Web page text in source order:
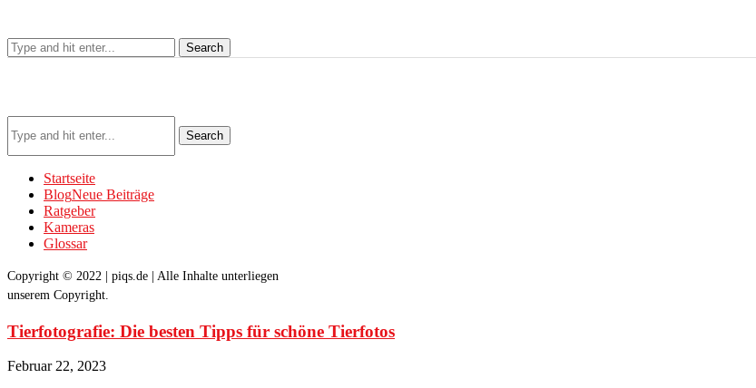
Search
Search
Startseite
BlogNeue Beiträge
Ratgeber
Kameras
Glossar
Copyright © 2022 | piqs.de | Alle Inhalte unterliegen
unserem Copyright.
Tierfotografie: Die besten Tipps für schöne Tierfotos
Februar 22, 2023